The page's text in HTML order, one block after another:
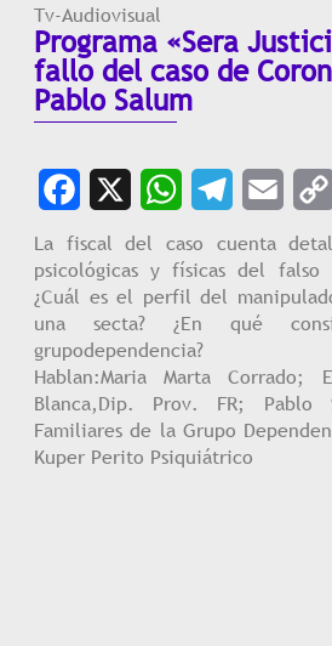
Tv-Audiovisual
Programa «Sera
fallo del caso de
Pablo Salum
Facebook WhatsApp
Link
La fiscal del caso cuenta
psicológicas y físicas del
¿Cuál es el perfil del
una secta? ¿En qué
grupodependencia?
Hablan:Maria Marta
Blanca,Dip. Prov. FR; Pablo
Familiares de la Grupo
Kuper Perito Psiquiátrico